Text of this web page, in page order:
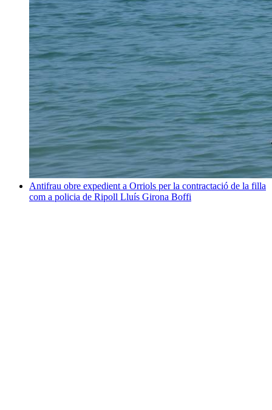
Antifrau obre expedient a Orriols per la contractació de la filla
com a policia de Ripoll Lluís Girona Boffi